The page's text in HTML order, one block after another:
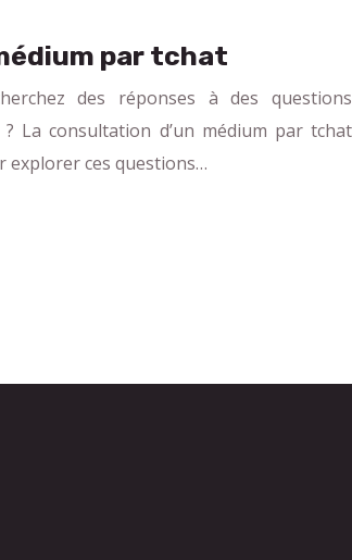
par tchat
des réponses à des questions
La consultation d’un médium par tchat
explorer ces questions…